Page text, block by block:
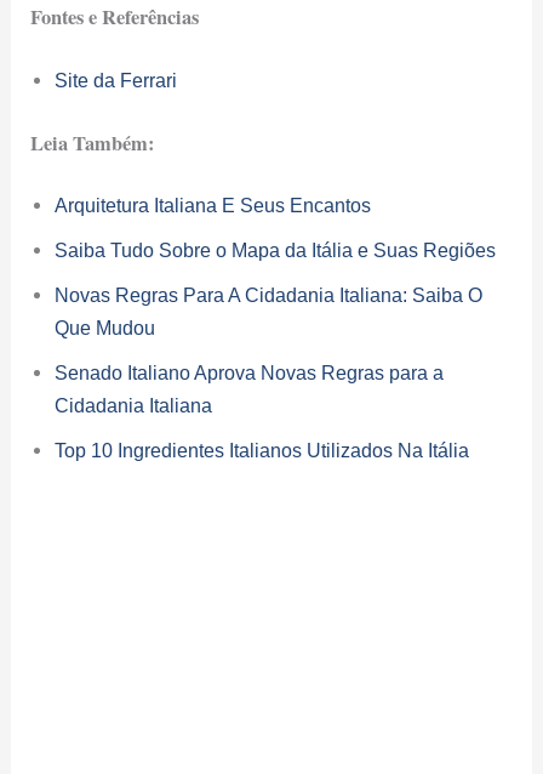
Fontes e Referências
Site da Ferrari
Leia Também:
Arquitetura Italiana E Seus Encantos
Saiba Tudo Sobre o Mapa da Itália e Suas Regiões
Novas Regras Para A Cidadania Italiana: Saiba O
Que Mudou
Senado Italiano Aprova Novas Regras para a
Cidadania Italiana
Top 10 Ingredientes Italianos Utilizados Na Itália